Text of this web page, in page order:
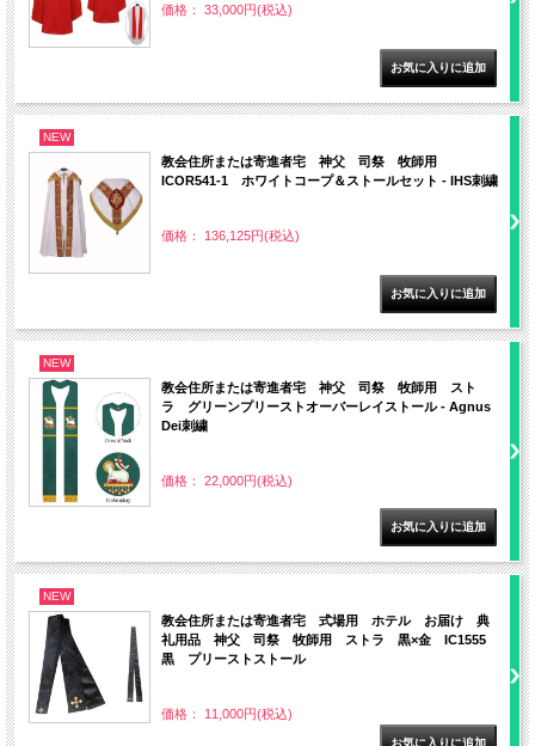
価格： 33,000円(税込)
NEW
教会住所または寄進者宅 神父 司祭 牧師用
ICOR541-1 ホワイトコープ＆ストールセット - IHS刺繍
価格： 136,125円(税込)
NEW
教会住所または寄進者宅 神父 司祭 牧師用 スト
ラ グリーンプリーストオーバーレイストール - Agnus
Dei刺繍
価格： 22,000円(税込)
NEW
教会住所または寄進者宅 式場用 ホテル お届け 典
礼用品 神父 司祭 牧師用 ストラ 黒×金 IC1555
黒 プリーストストール
価格： 11,000円(税込)